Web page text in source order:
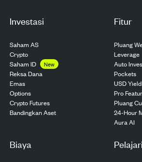
Investasi
Saham AS
Crypto
Saham ID
New
Reksa Dana
Emas
Options
Crypto Futures
Bandingkan Aset
Fitur
Pluang
Leverage
Auto
Pockets
USD Yield
Pro
Pluang
24-Hour
Aura AI
Biaya Pelajari